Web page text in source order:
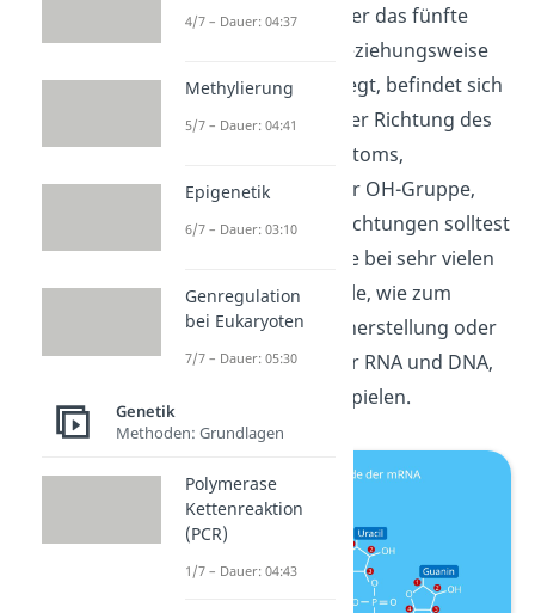
In der Richtung, in der das fünfte
Kohlenstoffatom, beziehungsweise
der Phosphatrest, liegt, befindet sich
das 5 ‚ Endeund in der Richtung des
dritten Kohlenstoffatoms,
beziehungsweise der OH-Gruppe,
das3′ Ende. Diese Richtungen solltest
du dir merken, da sie bei sehr vielen
Prozessen in der Zelle, wie zum
Beispiel der Proteinherstellung oder
der Verdopplung der RNA und DNA,
eine wichtige Rolle spielen.
4/7 – Dauer: 04:37
Methylierung
5/7 – Dauer: 04:41
Epigenetik
6/7 – Dauer: 03:10
Genregulation
bei Eukaryoten
7/7 – Dauer: 05:30
Genetik
Methoden: Grundlagen
Polymerase
Kettenreaktion
(PCR)
1/7 – Dauer: 04:43